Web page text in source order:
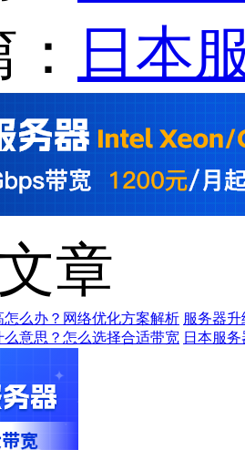
日本
章
么办？网络优化方案解析 服务器
意思？怎么选择合适带宽 日本服